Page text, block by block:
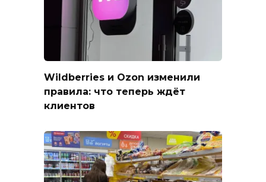
Wildberries и Ozon изменили
правила: что теперь ждёт
клиентов